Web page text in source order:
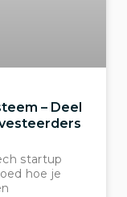
– Deel
startup
hoe je